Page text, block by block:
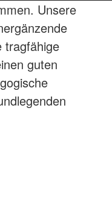
Unsere
tragfähige
guten